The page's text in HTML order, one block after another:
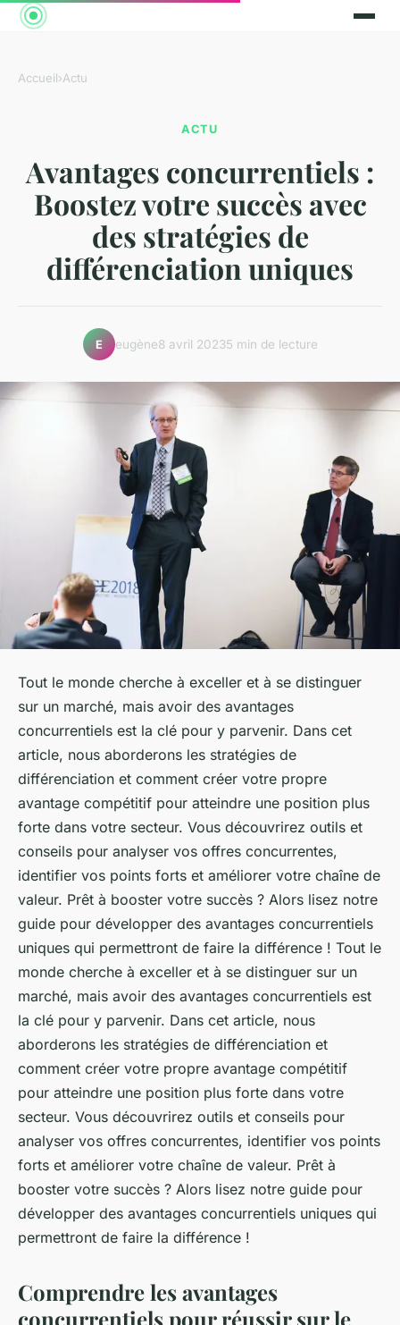
Accueil›Actu
ACTU
Avantages concurrentiels :
Boostez votre succès avec
des stratégies de
différenciation uniques
E eugène8 avril 20235 min de lecture
Tout le monde cherche à exceller et à se distinguer
sur un marché, mais avoir des avantages
concurrentiels est la clé pour y parvenir. Dans cet
article, nous aborderons les stratégies de
différenciation et comment créer votre propre
avantage compétitif pour atteindre une position plus
forte dans votre secteur. Vous découvrirez outils et
conseils pour analyser vos offres concurrentes,
identifier vos points forts et améliorer votre chaîne de
valeur. Prêt à booster votre succès ? Alors lisez notre
guide pour développer des avantages concurrentiels
uniques qui permettront de faire la différence ! Tout le
monde cherche à exceller et à se distinguer sur un
marché, mais avoir des avantages concurrentiels est
la clé pour y parvenir. Dans cet article, nous
aborderons les stratégies de différenciation et
comment créer votre propre avantage compétitif
pour atteindre une position plus forte dans votre
secteur. Vous découvrirez outils et conseils pour
analyser vos offres concurrentes, identifier vos points
forts et améliorer votre chaîne de valeur. Prêt à
booster votre succès ? Alors lisez notre guide pour
développer des avantages concurrentiels uniques qui
permettront de faire la différence !
Comprendre les avantages
concurrentiels pour réussir sur le